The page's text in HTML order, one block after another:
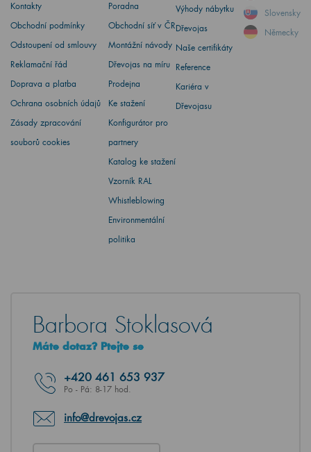
Kontakty
Obchodní podmínky
Odstoupení od smlouvy
Reklamační řád
Doprava a platba
Ochrana osobních údajů
Zásady zpracování
souborů cookies
Poradna
Obchodní síť v ČR
Montážní návody
Dřevojas na míru
Prodejna
Ke stažení
Konfigurátor pro
partnery
Katalog ke stažení
Vzorník RAL
Whistleblowing
Environmentální
politika
Výhody nábytku
Dřevojas
Naše certifikáty
Reference
Kariéra v
Dřevojasu
Slovensky
Německy
Barbora Stoklasová
Máte dotaz? Ptejte se
+420 461 653 937
Po - Pá: 8-17 hod.
info@drevojas.cz